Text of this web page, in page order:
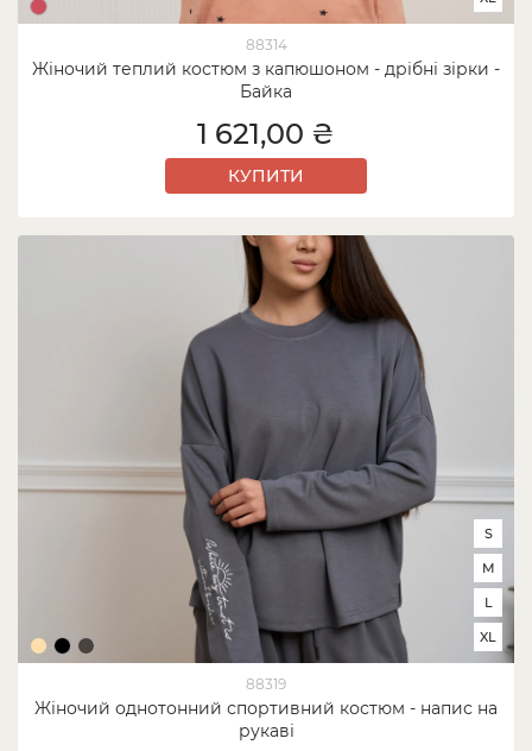
88314
Жіночий теплий костюм з капюшоном - дрібні зірки -
Байка
1 621,00 ₴
КУПИТИ
88319
Жіночий однотонний спортивний костюм - напис на
рукаві
S
M
L
XL